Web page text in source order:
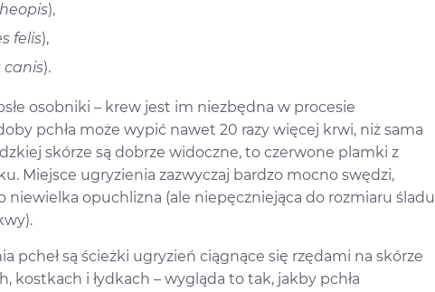
),
felis),
canis).
osobniki – krew jest im niezbędna w procesie
pchła może wypić nawet 20 razy więcej krwi, niż sama
skórze są dobrze widoczne, to czerwone plamki z
Miejsce ugryzienia zazwyczaj bardzo mocno swędzi,
niewielka opuchlizna (ale niepęczniejąca do rozmiaru śladu
pcheł są ścieżki ugryzień ciągnące się rzędami na skórze
kostkach i łydkach – wygląda to tak, jakby pchła